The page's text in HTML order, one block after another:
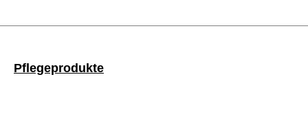
Pflegeprodukte